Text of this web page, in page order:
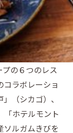
の６つのレス
コラボレーショ
（シカゴ）、
「ホテルモント
ソルガムきびを